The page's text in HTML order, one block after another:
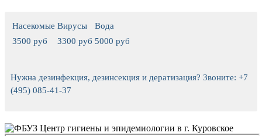
Насекомые Вирусы
Вода
3500 руб
3300 руб 5000 руб
Нужна дезинфекция, дезинсекция и дератизация? Звоните: +7
(495) 085-41-37